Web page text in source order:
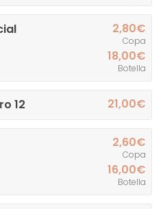
2,80€
Copa
18,00€
Botella
12 21,00€
2,60€
Copa
16,00€
Botella